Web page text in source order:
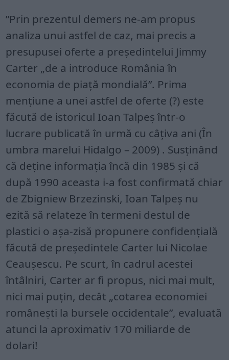
”Prin prezentul demers ne-am propus
analiza unui astfel de caz, mai precis a
presupusei oferte a preşedintelui Jimmy
Carter „de a introduce România în
economia de piaţă mondială”. Prima
menţiune a unei astfel de oferte (?) este
făcută de istoricul Ioan Talpeş într-o
lucrare publicată în urmă cu câţiva ani (În
umbra marelui Hidalgo – 2009) . Susţinând
că deţine informaţia încă din 1985 şi că
după 1990 aceasta i-a fost confirmată chiar
de Zbigniew Brzezinski, Ioan Talpeş nu
ezită să relateze în termeni destul de
plastici o aşa-zisă propunere confidenţială
făcută de preşedintele Carter lui Nicolae
Ceauşescu. Pe scurt, în cadrul acestei
întâlniri, Carter ar fi propus, nici mai mult,
nici mai puţin, decât „cotarea economiei
româneşti la bursele occidentale”, evaluată
atunci la aproximativ 170 miliarde de
dolari!